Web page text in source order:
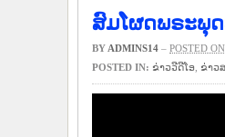
ສົມໂຜດພຣະພຸດ
BY ADMINS14 – POSTED
POSTED IN: ຂ່າວ​ວີ​ດີ​ໂອ ຂ່າວ​